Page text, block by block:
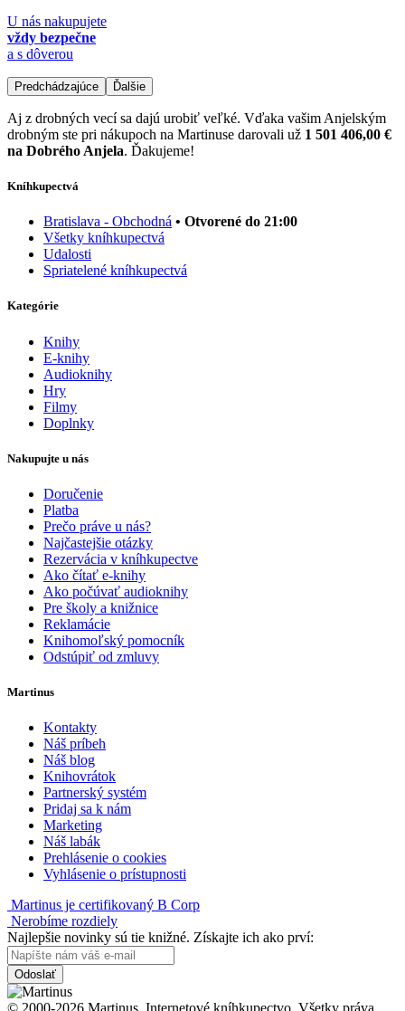
U nás nakupujete
vždy bezpečne
a s dôverou
Predchádzajúce Ďalšie
Aj z drobných vecí sa dajú urobiť veľké. Vďaka vašim Anjelským
drobným ste pri nákupoch na Martinuse darovali už 1 501 406,00 €
na Dobrého Anjela. Ďakujeme!
Kníhkupectvá
Bratislava - Obchodná • Otvorené do 21:00
Všetky kníhkupectvá
Udalosti
Spriatelené kníhkupectvá
Kategórie
Knihy
E-knihy
Audioknihy
Hry
Filmy
Doplnky
Nakupujte u nás
Doručenie
Platba
Prečo práve u nás?
Najčastejšie otázky
Rezervácia v kníhkupectve
Ako čítať e-knihy
Ako počúvať audioknihy
Pre školy a knižnice
Reklamácie
Knihomoľský pomocník
Odstúpiť od zmluvy
Martinus
Kontakty
Náš príbeh
Náš blog
Knihovrátok
Partnerský systém
Pridaj sa k nám
Marketing
Náš labák
Prehlásenie o cookies
Vyhlásenie o prístupnosti
Martinus je certifikovaný B Corp
Nerobíme rozdiely
Najlepšie novinky sú tie knižné. Získajte ich ako prví:
Odoslať